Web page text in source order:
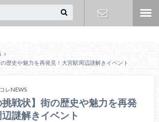
せ
の歴史や魅力を再発見！大宮駅周辺謎解きイベント
レNEWS
挑戦状】街の歴史や魅力を再発
謎解きイベント